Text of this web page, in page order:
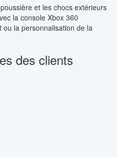
et les chocs extérieurs
la console Xbox 360
la personnalisation de la
des clients